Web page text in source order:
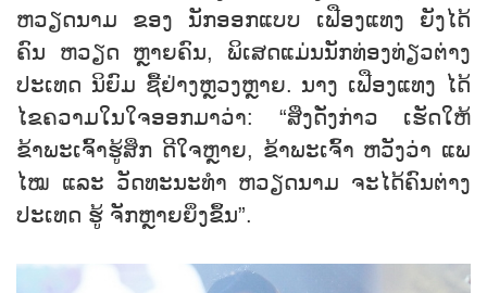
ຫວຽດນາມ ຂອງ ນັກອອກແບບ ເຟືອງແທງ ຍັງໄດ້
ຄົນ ຫວຽດ ຫຼາຍຄົນ, ພິເສດແມ່ນນັກທ່ອງທ່ຽວຕ່າງ
ປະເທດ ນິຍົມ ຊື້ຢ່າງຫຼວງຫຼາຍ. ນາງ ເຟືອງແທງ ໄດ້
ໄຂຄວາມໃນໃຈອອກມາວ່າ: “ສິ່ງດັ່ງກ່າວ ເຮັດໃຫ້
ຂ້າພະເຈົ້າຮູ້ສຶກ ດີໃຈຫຼາຍ, ຂ້າພະເຈົ້າ ຫວັງວ່າ ແພ
ໄໝ ແລະ ວັດທະນະທຳ ຫວຽດນາມ ຈະໄດ້ຄົນຕ່າງ
ປະເທດ ຮູ້ ຈັກຫຼາຍຍິ່ງຂຶ້ນ”.